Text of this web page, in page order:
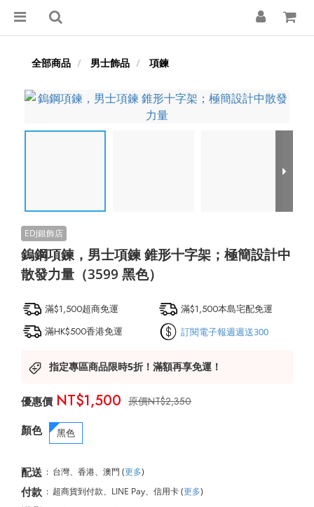
全部商品 男士飾品 項鍊
鎢鋼項鍊，男士項鍊 錐形十字架；極簡設計中
散發力量（3599 黑色）
滿$1,500超商免運
滿$1,500本島宅配免運
滿HK$500香港免運
訂閱電子報週週送300
指定專區商品限時5折！滿額再享免運！
NT$2,350
NT$1,500
顏色 黑色
配送 : 台灣、香港、澳門 (更多)
付款 : 超商貨到付款、LINE Pay、信用卡(更多)